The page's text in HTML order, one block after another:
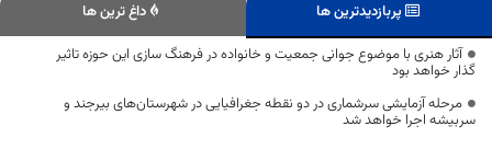
پربازدیدترین ها
داغ ترین ها
آثار هنری با موضوع جوانی جمعیت و خانواده در فرهنگ سازی این حوزه تاثیر
گذار خواهد بود
مرحله آزمایشی سرشماری در دو نقطه جغرافیایی در شهرستان‌های بیرجند و
سربیشه اجرا خواهد شد